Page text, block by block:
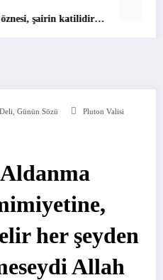
katilidir…
Günün Sözü Pluton Valisi
her şeyden
Allah